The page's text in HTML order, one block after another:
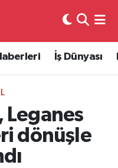
İş Dünyası
Leganes
dönüşle
Fikstür